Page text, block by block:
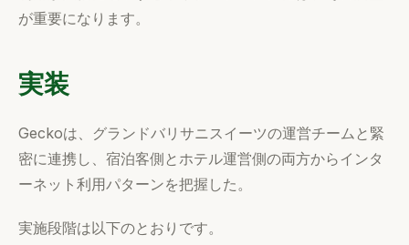
が重要になります。
実装
Geckoは、グランドバリサニスイーツの運営チームと緊
密に連携し、宿泊客側とホテル運営側の両方からインタ
ーネット利用パターンを把握した。
実施段階は以下のとおりです。